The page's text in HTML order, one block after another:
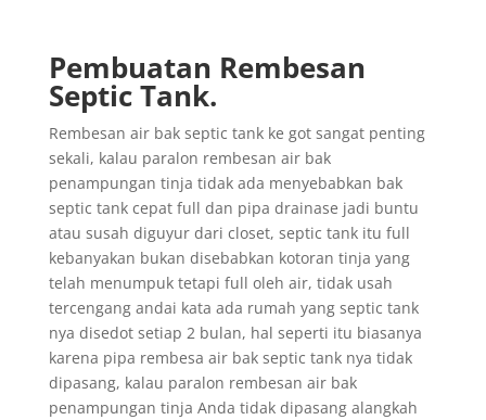
Pembuatan Rembesan
Septic Tank.
Rembesan air bak septic tank ke got sangat penting
sekali, kalau paralon rembesan air bak
penampungan tinja tidak ada menyebabkan bak
septic tank cepat full dan pipa drainase jadi buntu
atau susah diguyur dari closet, septic tank itu full
kebanyakan bukan disebabkan kotoran tinja yang
telah menumpuk tetapi full oleh air, tidak usah
tercengang andai kata ada rumah yang septic tank
nya disedot setiap 2 bulan, hal seperti itu biasanya
karena pipa rembesa air bak septic tank nya tidak
dipasang, kalau paralon rembesan air bak
penampungan tinja Anda tidak dipasang alangkah